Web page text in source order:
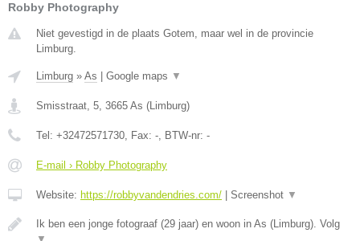
Robby Photography
Niet gevestigd in de plaats Gotem, maar wel in de provincie
Limburg.
Limburg » As Google maps ▼
Smisstraat, 5, 3665 As (Limburg)
Tel: +32472571730, Fax: -, BTW-nr: -
E-mail › Robby Photography
Website: https://robbyvandendries.com/ Screenshot ▼
Ik ben een jonge fotograaf (29 jaar) en woon in As (Limburg). Volg